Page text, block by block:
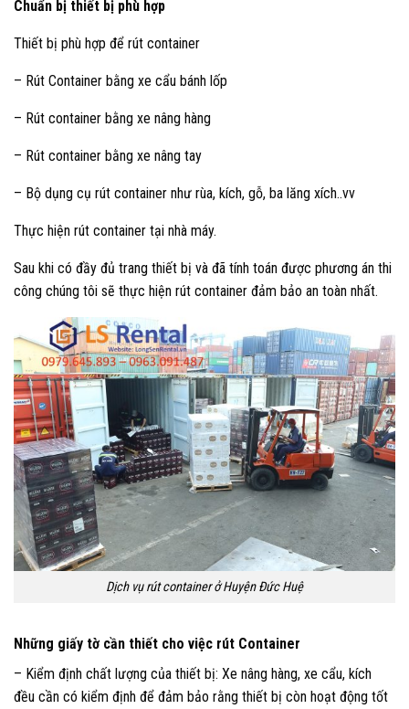
Chuẩn bị thiết bị phù hợp
Thiết bị phù hợp để rút container
– Rút Container bằng xe cẩu bánh lốp
– Rút container bằng xe nâng hàng
– Rút container bằng xe nâng tay
– Bộ dụng cụ rút container như rùa, kích, gỗ, ba lăng xích..vv
Thực hiện rút container tại nhà máy.
Sau khi có đầy đủ trang thiết bị và đã tính toán được phương án thi
công chúng tôi sẽ thực hiện rút container đảm bảo an toàn nhất.
Dịch vụ rút container ở Huyện Đức Huệ
Những giấy tờ cần thiết cho việc rút Container
– Kiểm định chất lượng của thiết bị: Xe nâng hàng, xe cẩu, kích
đều cần có kiểm định để đảm bảo rằng thiết bị còn hoạt động tốt